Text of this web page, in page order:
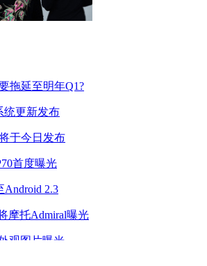
大理由支撑房价
奕迅卖萌蔡琴弄
拖延至明年Q1?
统更新发布
于今日发布
首度曝光
Android 2.3
摩托Admiral曝光
观图片曝光